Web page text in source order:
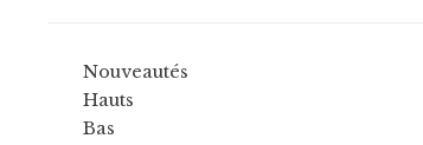
Nouveautés
Hauts
Bas